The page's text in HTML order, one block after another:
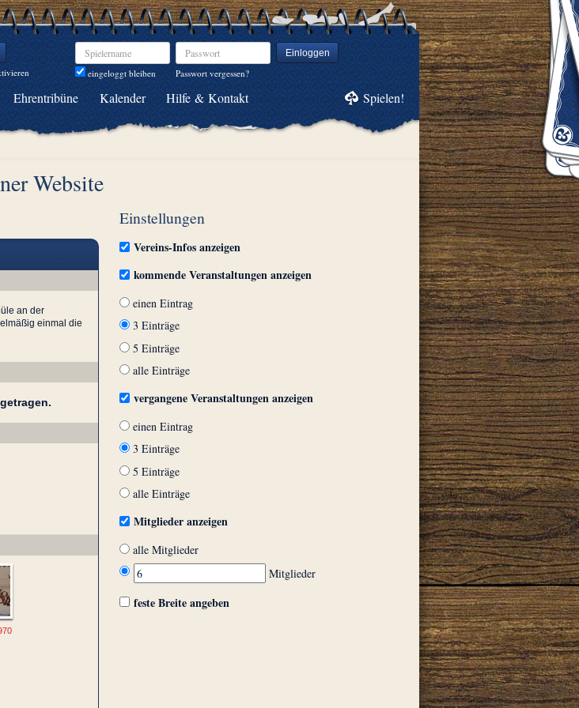
Spielername
eingeloggt bleiben
Passwort Einloggen
Passwort vergessen?
Ehrentribüne Kalender Hilfe & Kontakt Spielen!
Website
an der
einmal die
Einstellungen
Vereins-Infos anzeigen
kommende Veranstaltungen anzeigen
einen Eintrag
3 Einträge
5 Einträge
alle Einträge
vergangene Veranstaltungen anzeigen
einen Eintrag
3 Einträge
5 Einträge
alle Einträge
Mitglieder anzeigen
alle Mitglieder
Mitglieder
feste Breite angeben